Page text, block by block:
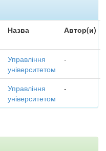
Назва Автор(и)
Управління
університетом
-
Управління
університетом
-